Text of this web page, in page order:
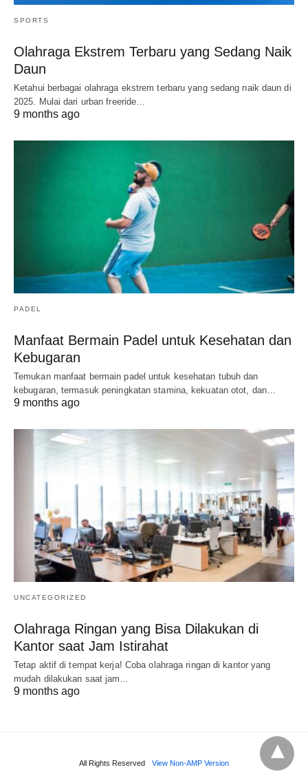
SPORTS
Olahraga Ekstrem Terbaru yang Sedang Naik
Daun
Ketahui berbagai olahraga ekstrem terbaru yang sedang naik daun di
2025. Mulai dari urban freeride…
9 months ago
PADEL
Manfaat Bermain Padel untuk Kesehatan dan
Kebugaran
Temukan manfaat bermain padel untuk kesehatan tubuh dan
kebugaran, termasuk peningkatan stamina, kekuatan otot, dan…
9 months ago
UNCATEGORIZED
Olahraga Ringan yang Bisa Dilakukan di
Kantor saat Jam Istirahat
Tetap aktif di tempat kerja! Coba olahraga ringan di kantor yang
mudah dilakukan saat jam…
9 months ago
All Rights Reserved View Non-AMP Version